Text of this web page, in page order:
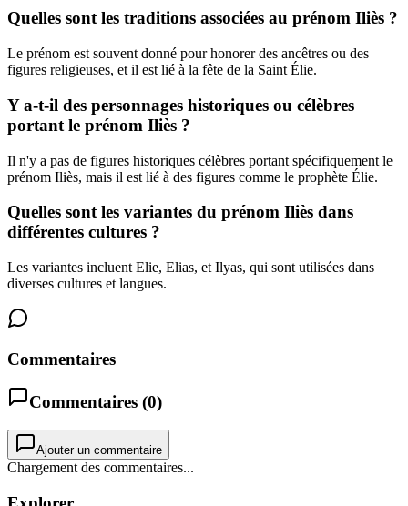
Quelles sont les traditions associées au prénom Iliès ?
Le prénom est souvent donné pour honorer des ancêtres ou des
figures religieuses, et il est lié à la fête de la Saint Élie.
Y a-t-il des personnages historiques ou célèbres
portant le prénom Iliès ?
Il n'y a pas de figures historiques célèbres portant spécifiquement le
prénom Iliès, mais il est lié à des figures comme le prophète Élie.
Quelles sont les variantes du prénom Iliès dans
différentes cultures ?
Les variantes incluent Elie, Elias, et Ilyas, qui sont utilisées dans
diverses cultures et langues.
Commentaires
Commentaires (0)
Ajouter un commentaire
Chargement des commentaires...